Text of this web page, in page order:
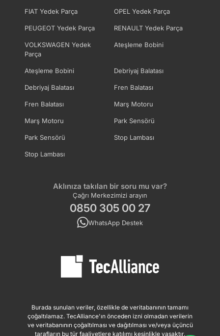
FIAT Yedek Parça OPEL Yedek Parça
PEUGEOT Yedek Parça RENAULT Yedek Parça
VOLKSWAGEN Yedek
Parça
Ateşleme Bobini
Ateşleme Bobini Debriyaj Balatası
Debriyaj Balatası Fren Balatası
Fren Balatası Marş Motoru
Marş Motoru Park Sensörü
Park Sensörü Stop Lambası
Stop Lambası
Aklınıza takılan bir soru mu var?
Çağrı Merkezimizi arayın
0850 305 00 27
WhatsApp Destek
Burada sunulan veriler, özellikle de veritabanının tamamı
çoğaltılamaz. TecAlliance'ın önceden izni olmadan verilerin
ve veritabanının çoğaltılması ve dağıtılması ve/veya üçüncü
tarafların bu tür faaliyetlere katılımı kesinlikle yasaktır.